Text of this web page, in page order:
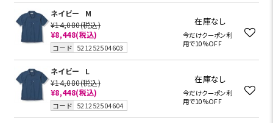
ネイビー
M
¥14,080(税込)
¥8,448(税込)
コード 521252504603
在庫なし
今だけクーポン利
用で10%OFF
ネイビー
L
¥14,080(税込)
¥8,448(税込)
コード 521252504604
在庫なし
今だけクーポン利
用で10%OFF